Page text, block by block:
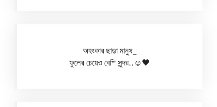
অহংকার ছাড়া মানুষ_
ফুলের চেয়েও বেশি সুন্দর..☺️🖤